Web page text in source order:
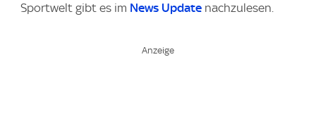
Sportwelt gibt es im News Update nachzulesen.